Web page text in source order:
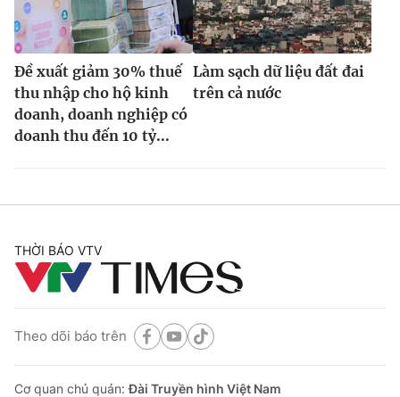
Đề xuất giảm 30% thuế
thu nhập cho hộ kinh
doanh, doanh nghiệp có
doanh thu đến 10 tỷ...
Làm sạch dữ liệu đất đai
trên cả nước
THỜI BÁO VTV
Theo dõi báo trên
Cơ quan chủ quản:Đài Truyền hình Việt Nam